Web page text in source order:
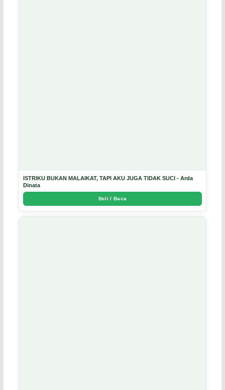
ISTRIKU BUKAN MALAIKAT, TAPI AKU JUGA TIDAK SUCI - Arda
Dinata
Beli / Baca